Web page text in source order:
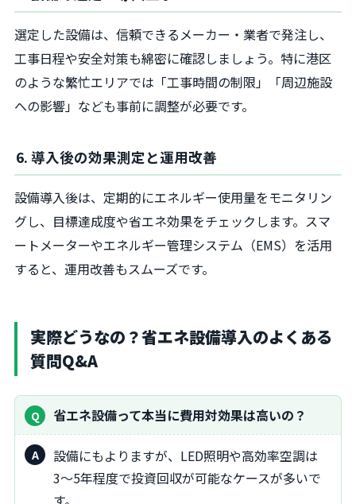
選定した設備は、信頼できるメーカー・業者で発注し、
工事日程や安全対策も綿密に確認しましょう。特に港区
のような繁忙エリアでは「工事時間の制限」「周辺施設
への影響」なども事前に調整が必要です。
6. 導入後の効果測定と運用改善
設備導入後は、定期的にエネルギー使用量をモニタリン
グし、目標達成度や省エネ効果をチェックします。スマ
ートメーターやエネルギー管理システム（EMS）を活用
すると、運用改善もスムーズです。
実際どうなの？省エネ設備導入のよくある
質問Q&A
省エネ設備って本当に費用対効果は高いの？
設備にもよりますが、LED照明や高効率空調は
3〜5年程度で投資回収が可能なケースが多いで